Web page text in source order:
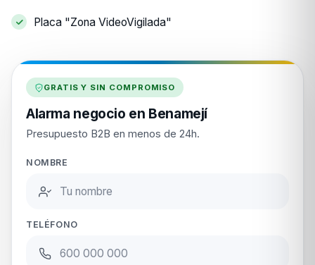
Placa "Zona VideoVigilada"
GRATIS Y SIN COMPROMISO
Alarma negocio en Benamejí
Presupuesto B2B en menos de 24h.
NOMBRE
TELÉFONO